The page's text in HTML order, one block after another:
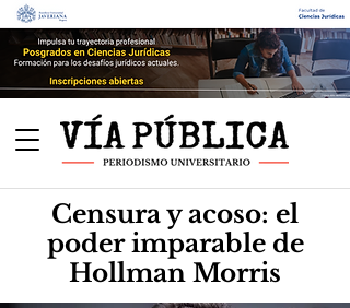
Censura y acoso: el
poder imparable de
Hollman Morris